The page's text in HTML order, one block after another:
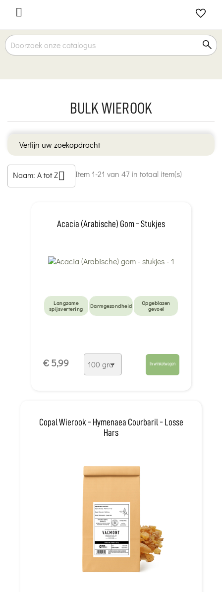

BULK WIEROOK
Verfijn uw zoekopdracht
Naam: A tot Z Item 1-21 van 47 in totaal item(s)
Acacia (Arabische) Gom - Stukjes
Langzame
spijsvertering
Darmgezondheid
Opgeblazen
gevoel
€ 5,99 In winkelwagen
Copal Wierook - Hymenaea Courbaril - Losse
Hars